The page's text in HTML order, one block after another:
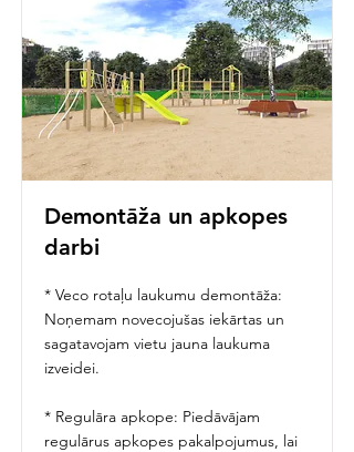
Demontāža un apkopes
darbi
* Veco rotaļu laukumu demontāža:
Noņemam novecojušas iekārtas un
sagatavojam vietu jauna laukuma
izveidei.
* Regulāra apkope: Piedāvājam
regulārus apkopes pakalpojumus, lai